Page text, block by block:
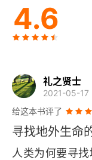
2.2 太阳系探测
2.4 矮行星、小
2.5 巨行星卫星
2.6 寻找太阳系
4.6
礼之贤士
2021-05-17
给这本书评了
寻找地外生命
人类为何要寻